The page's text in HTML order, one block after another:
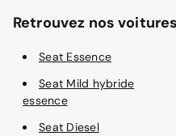
Retrouvez nos
Seat Essence
Seat Mild hybride
essence
Seat Diesel